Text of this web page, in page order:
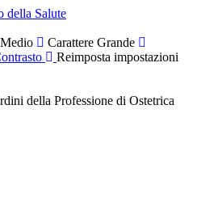
della Salute
Carattere Grande
Reimposta impostazioni
della Professione di Ostetrica